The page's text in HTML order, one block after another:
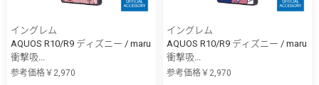
イングレム
AQUOS R10/R9 ディズニー / maru
衝撃吸...
参考価格￥2,970
イングレム
AQUOS R10/R9 ディズニー / maru
衝撃吸...
参考価格￥2,970